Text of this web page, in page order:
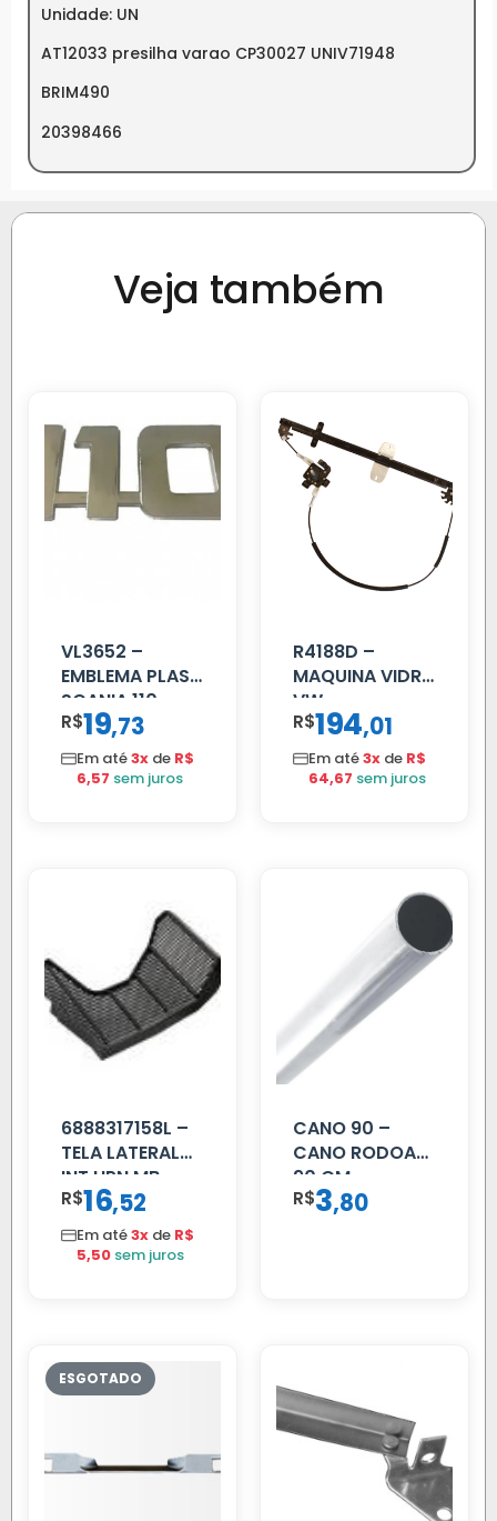
Unidade: UN
AT12033 presilha varao CP30027 UNIV71948
BRIM490
20398466
Veja também
VL3652 –
EMBLEMA PLAST
SCANIA 110
CROMADO
R$19,73
Em até3x de R$
6,57 sem juros
R4188D –
MAQUINA VIDRO
VW
CONSTELLATION
MANUAL LD
R$194,01
Em até3x de R$
64,67 sem juros
6888317158L –
TELA LATERAL
INT HPN MB
709/MB 1618 LD
TELA
R$16,52
Em até3x de R$
5,50 sem juros
CANO 90 –
CANO RODOAR
90 CM
R$3,80